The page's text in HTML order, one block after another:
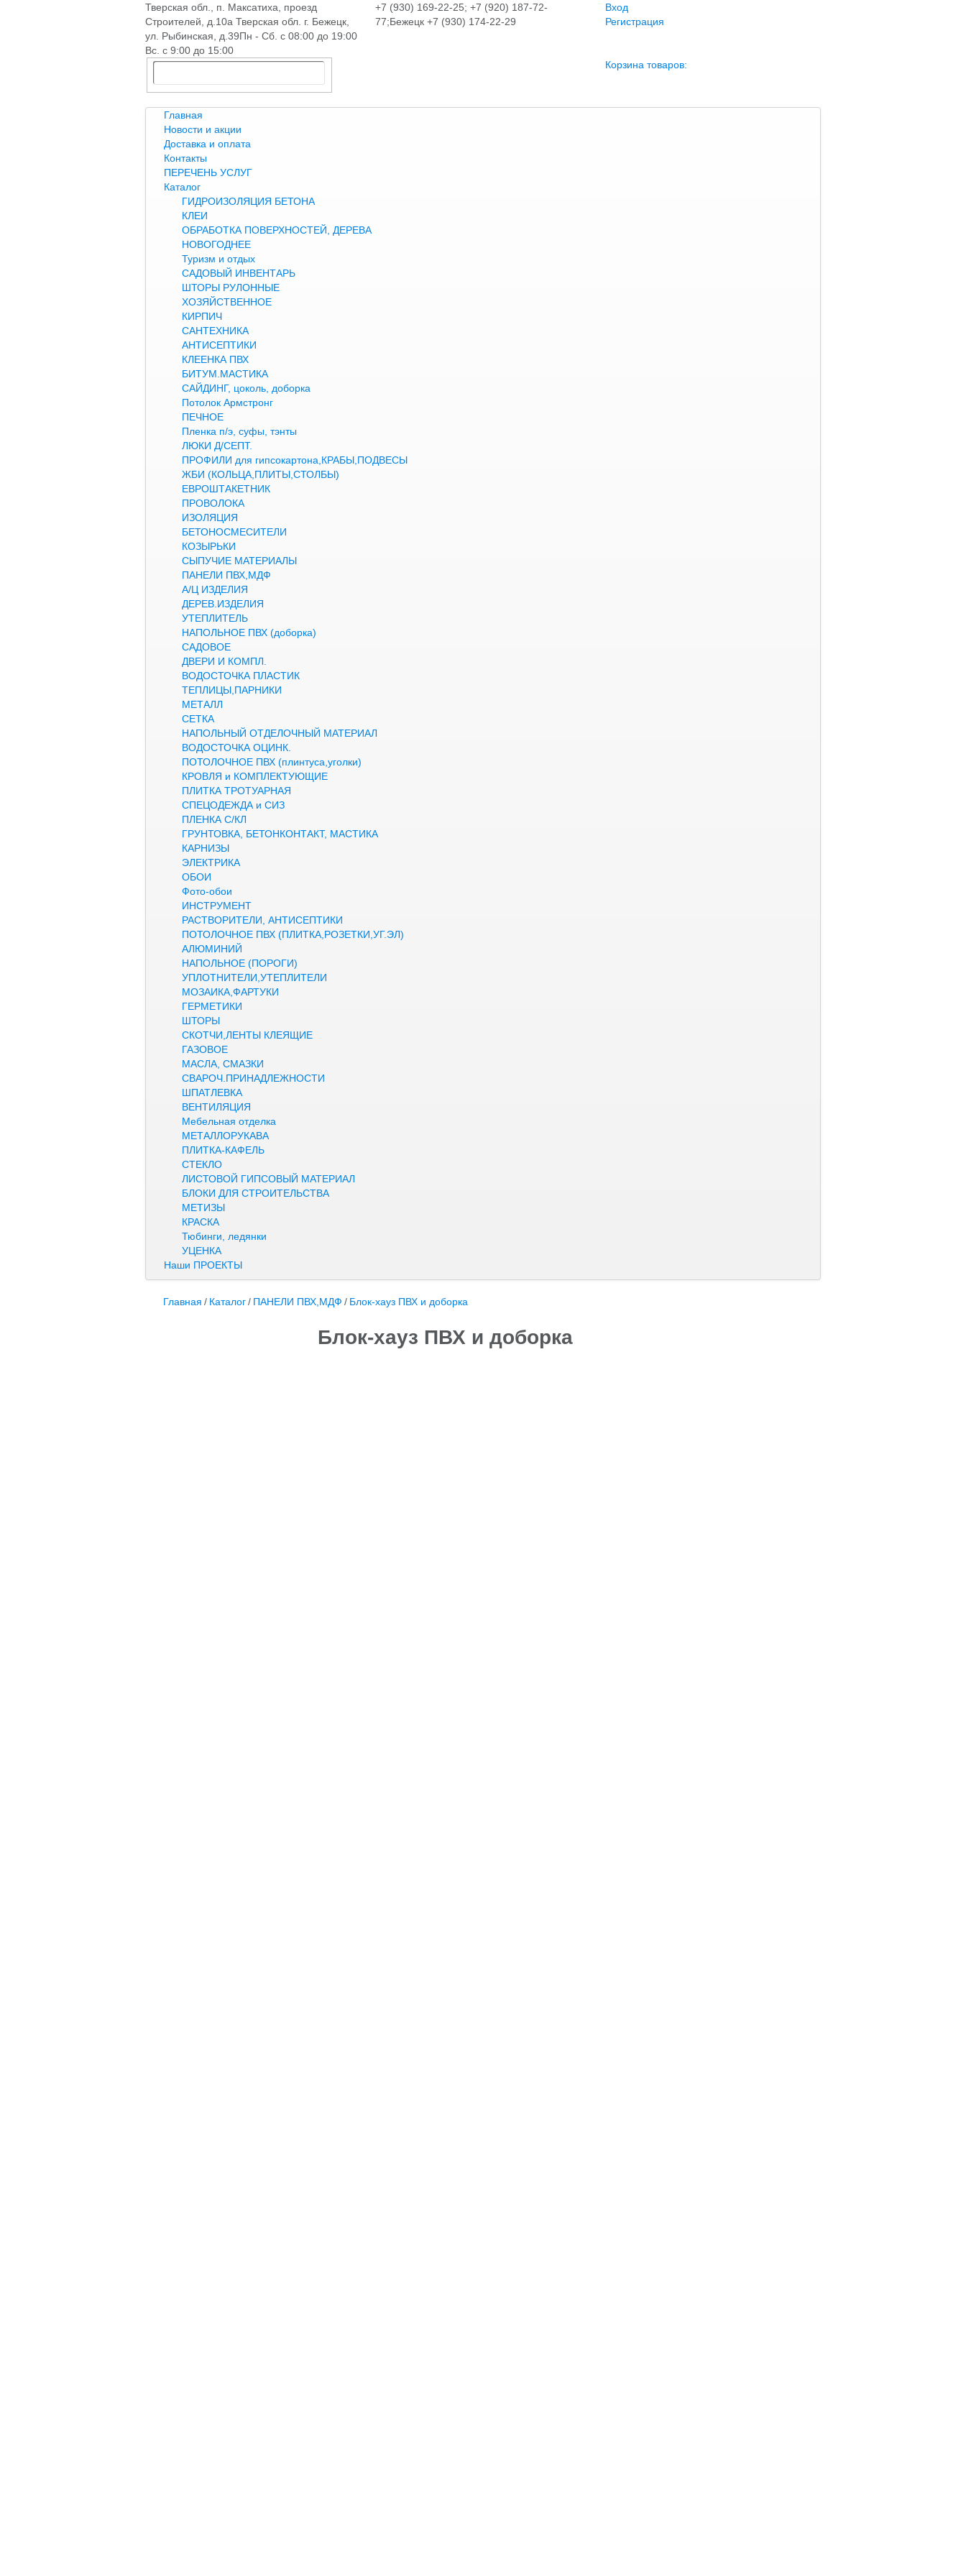
Тверская обл., п. Максатиха, проезд
Строителей, д.10а Тверская обл. г. Бежецк,
ул. Рыбинская, д.39Пн - Сб. с 08:00 до 19:00
Вс. с 9:00 до 15:00
+7 (930) 169-22-25; +7 (920) 187-72-
77;Бежецк +7 (930) 174-22-29
Вход
Регистрация
Корзина товаров:
Главная
Новости и акции
Доставка и оплата
Контакты
ПЕРЕЧЕНЬ УСЛУГ
Каталог
ГИДРОИЗОЛЯЦИЯ БЕТОНА
КЛЕИ
ОБРАБОТКА ПОВЕРХНОСТЕЙ, ДЕРЕВА
НОВОГОДНЕЕ
Туризм и отдых
САДОВЫЙ ИНВЕНТАРЬ
ШТОРЫ РУЛОННЫЕ
ХОЗЯЙСТВЕННОЕ
КИРПИЧ
САНТЕХНИКА
АНТИСЕПТИКИ
КЛЕЕНКА ПВХ
БИТУМ.МАСТИКА
САЙДИНГ, цоколь, доборка
Потолок Армстронг
ПЕЧНОЕ
Пленка п/э, суфы, тэнты
ЛЮКИ Д/СЕПТ.
ПРОФИЛИ для гипсокартона,КРАБЫ,ПОДВЕСЫ
ЖБИ (КОЛЬЦА,ПЛИТЫ,СТОЛБЫ)
ЕВРОШТАКЕТНИК
ПРОВОЛОКА
ИЗОЛЯЦИЯ
БЕТОНОСМЕСИТЕЛИ
КОЗЫРЬКИ
СЫПУЧИЕ МАТЕРИАЛЫ
ПАНЕЛИ ПВХ,МДФ
А/Ц ИЗДЕЛИЯ
ДЕРЕВ.ИЗДЕЛИЯ
УТЕПЛИТЕЛЬ
НАПОЛЬНОЕ ПВХ (доборка)
САДОВОЕ
ДВЕРИ И КОМПЛ.
ВОДОСТОЧКА ПЛАСТИК
ТЕПЛИЦЫ,ПАРНИКИ
МЕТАЛЛ
СЕТКА
НАПОЛЬНЫЙ ОТДЕЛОЧНЫЙ МАТЕРИАЛ
ВОДОСТОЧКА ОЦИНК.
ПОТОЛОЧНОЕ ПВХ (плинтуса,уголки)
КРОВЛЯ и КОМПЛЕКТУЮЩИЕ
ПЛИТКА ТРОТУАРНАЯ
СПЕЦОДЕЖДА и СИЗ
ПЛЕНКА С/КЛ
ГРУНТОВКА, БЕТОНКОНТАКТ, МАСТИКА
КАРНИЗЫ
ЭЛЕКТРИКА
ОБОИ
Фото-обои
ИНСТРУМЕНТ
РАСТВОРИТЕЛИ, АНТИСЕПТИКИ
ПОТОЛОЧНОЕ ПВХ (ПЛИТКА,РОЗЕТКИ,УГ.ЭЛ)
АЛЮМИНИЙ
НАПОЛЬНОЕ (ПОРОГИ)
УПЛОТНИТЕЛИ,УТЕПЛИТЕЛИ
МОЗАИКА,ФАРТУКИ
ГЕРМЕТИКИ
ШТОРЫ
СКОТЧИ,ЛЕНТЫ КЛЕЯЩИЕ
ГАЗОВОЕ
МАСЛА, СМАЗКИ
СВАРОЧ.ПРИНАДЛЕЖНОСТИ
ШПАТЛЕВКА
ВЕНТИЛЯЦИЯ
Мебельная отделка
МЕТАЛЛОРУКАВА
ПЛИТКА-КАФЕЛЬ
СТЕКЛО
ЛИСТОВОЙ ГИПСОВЫЙ МАТЕРИАЛ
БЛОКИ ДЛЯ СТРОИТЕЛЬСТВА
МЕТИЗЫ
КРАСКА
Тюбинги, ледянки
УЦЕНКА
Наши ПРОЕКТЫ
Главная / Каталог/ ПАНЕЛИ ПВХ,МДФ / Блок-хауз ПВХ и доборка
Блок-хауз ПВХ и доборка